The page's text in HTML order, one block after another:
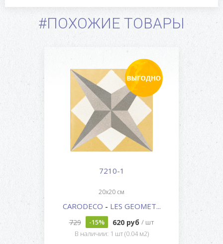
#ПОХОЖИЕ ТОВАРЫ
7210-1
20x20 см
CARODECO - LES GEOMET...
729 -15% 620 руб / шт
В наличии: 1 шт (0.04 м2)